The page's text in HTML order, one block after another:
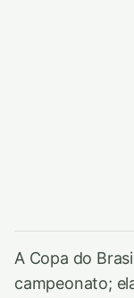
A Copa do
campeonato;